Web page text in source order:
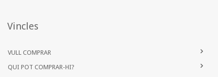
Vincles
VULL COMPRAR
QUI POT COMPRAR-HI?